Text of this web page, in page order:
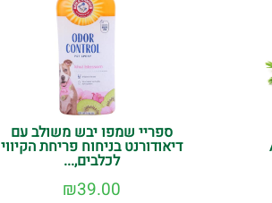
ספריי שמפו יבש משולב עם
דיאודורנט בניחוח פריחת הקיווי
לכלבים,...
₪39.00